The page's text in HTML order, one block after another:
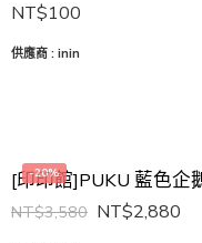
NT$100
供應商 : inin
-20%
[印印館]PUKU 藍色企
NT$3,580 NT$2,880